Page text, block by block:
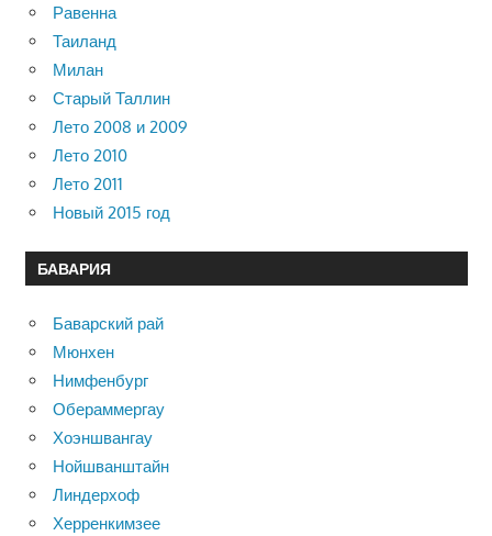
Равенна
Таиланд
Милан
Старый Таллин
Лето 2008 и 2009
Лето 2010
Лето 2011
Новый 2015 год
БАВАРИЯ
Баварский рай
Мюнхен
Нимфенбург
Обераммергау
Хоэншвангау
Нойшванштайн
Линдерхоф
Херренкимзее